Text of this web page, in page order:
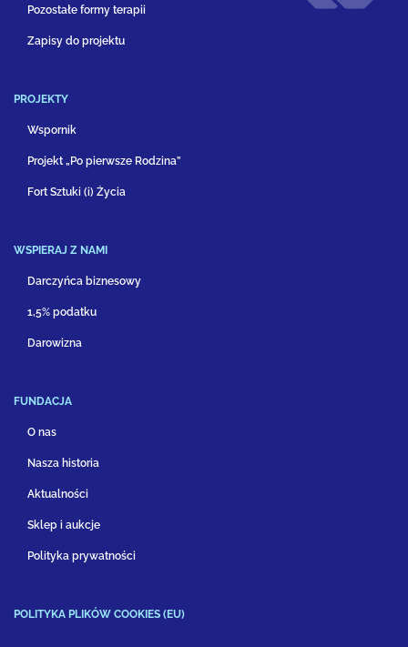
Pozostałe formy terapii
Zapisy do projektu
PROJEKTY
Wspornik
Projekt „Po pierwsze Rodzina”
Fort Sztuki (i) Życia
WSPIERAJ Z NAMI
Darczyńca biznesowy
1,5% podatku
Darowizna
FUNDACJA
O nas
Nasza historia
Aktualności
Sklep i aukcje
Polityka prywatności
POLITYKA PLIKÓW COOKIES (EU)